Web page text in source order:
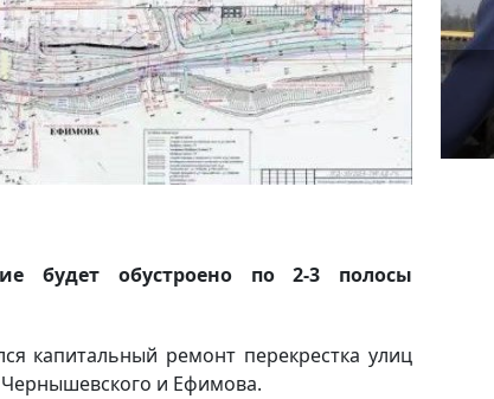
будет обустроено по 2-3 полосы
капитальный ремонт перекрестка улиц
Чернышевского и Ефимова.